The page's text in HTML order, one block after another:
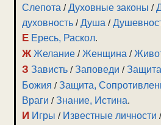
Слепота /Духовные законы /
духовность /Душа /
Е Ересь, Раскол.
Ж Желание /Женщина /
З Зависть /Заповеди /
Божия /Защита,
Враги /Знание, Истина.
И Игры / Известные личности /